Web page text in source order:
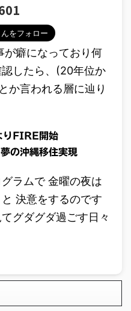
が癖になっており何
したら、(20年位か
か言われる層に辿り
FIRE開始
の沖縄移住実現
ラムで 金曜の夜は
決意をするのです
グダグダ過ごす日々